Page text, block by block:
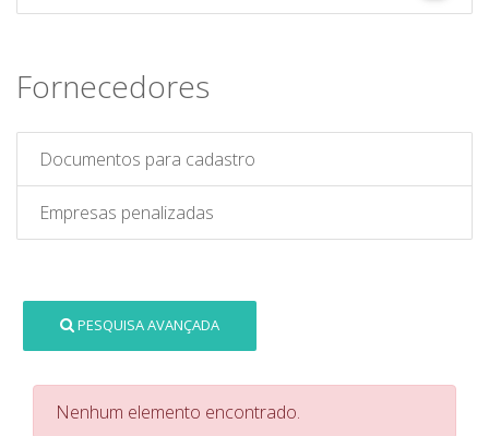
Fornecedores
Documentos para cadastro
Empresas penalizadas
PESQUISA AVANÇADA
Nenhum elemento encontrado.